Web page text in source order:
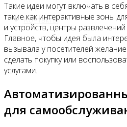
Контакты
Такие идеи могут включать в
такие как интерактивные зоны
и устройств, центры
Главное, чтобы идея была
вызывала у посетителей
сделать покупку или
услугами.
для